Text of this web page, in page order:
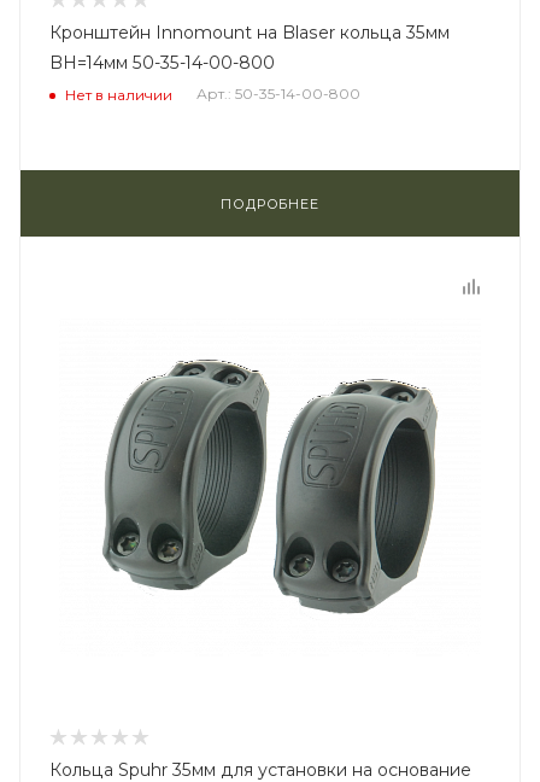
Кронштейн Innomount на Blaser кольца 35мм
BH=14мм 50-35-14-00-800
Нет в наличии Арт.: 50-35-14-00-800
ПОДРОБНЕЕ
Кольца Spuhr 35мм для установки на основание